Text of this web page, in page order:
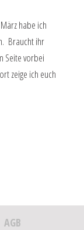
habe ich
Braucht ihr
Seite vorbei
zeige ich euch
AGB